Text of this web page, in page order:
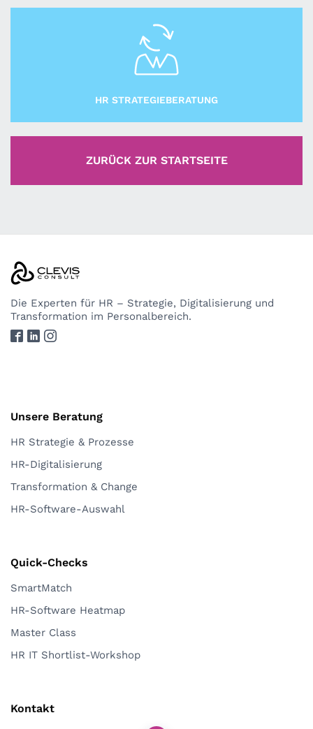
HR STRATEGIEBERATUNG
ZURÜCK ZUR STARTSEITE
Die Experten für HR – Strategie, Digitalisierung und
Transformation im Personalbereich.
Unsere Beratung
HR Strategie & Prozesse
HR-Digitalisierung
Transformation & Change
HR-Software-Auswahl
Quick-Checks
SmartMatch
HR-Software Heatmap
Master Class
HR IT Shortlist-Workshop
Kontakt